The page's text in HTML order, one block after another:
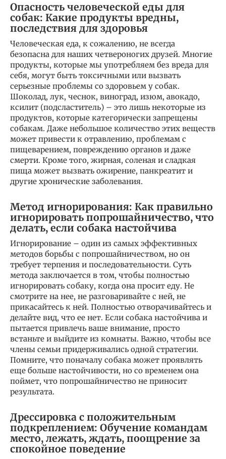
Опасность человеческой еды для
собак: Какие продукты вредны,
последствия для здоровья
Человеческая еда, к сожалению, не всегда
безопасна для наших четвероногих друзей. Многие
продукты, которые мы употребляем без вреда для
себя, могут быть токсичными или вызвать
серьезные проблемы со здоровьем у собак.
Шоколад, лук, чеснок, виноград, изюм, авокадо,
ксилит (подсластитель) – это лишь некоторые из
продуктов, которые категорически запрещены
собакам. Даже небольшое количество этих веществ
может привести к отравлению, проблемам с
пищеварением, повреждению органов и даже
смерти. Кроме того, жирная, соленая и сладкая
пища может вызвать ожирение, панкреатит и
другие хронические заболевания.
Метод игнорирования: Как правильно
игнорировать попрошайничество, что
делать, если собака настойчива
Игнорирование – один из самых эффективных
методов борьбы с попрошайничеством, но он
требует терпения и последовательности. Суть
метода заключается в том, чтобы полностью
игнорировать собаку, когда она просит еду. Не
смотрите на нее, не разговаривайте с ней, не
прикасайтесь к ней. Полностью отворачивайтесь и
делайте вид, что ее нет. Если собака настойчива и
пытается привлечь ваше внимание, просто
встаньте и выйдите из комнаты. Важно, чтобы все
члены семьи придерживались одной стратегии.
Помните, что поначалу собака может проявлять
еще больше настойчивости, но со временем она
поймет, что попрошайничество не приносит
результата.
Дрессировка с положительным
подкреплением: Обучение командам
место, лежать, ждать, поощрение за
спокойное поведение